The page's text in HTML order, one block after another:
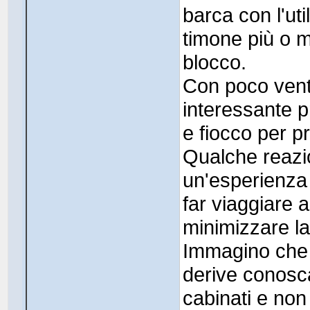
barca con
timone più o
blocco.
Con poco
interessante
e fiocco per
Qualche
far viaggiare
minimizzare
Immagino
derive
cabinati e